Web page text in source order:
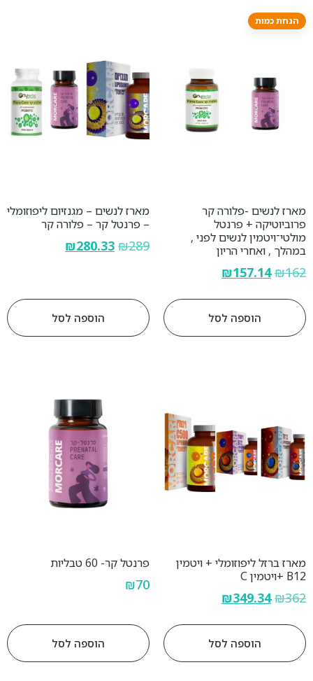
הנחת כמות
מארז לנשים -פלורה קר
פרוביוטיקה + פרנטל
מולטי־ויטמין לנשים לפני ,
במהלך , ואחרי הריון
₪162
₪157.14
הוספה לסל
מארז לנשים – מגנזיום ליפוזומלי
– פרנטל קר – פלורה קר
₪289
₪280.33
הוספה לסל
מארז ברזל ליפוזומלי + ויטמין
B12 +ויטמין C
₪362
₪349.34
הוספה לסל
פרנטל קר- 60 טבליות
₪70
הוספה לסל